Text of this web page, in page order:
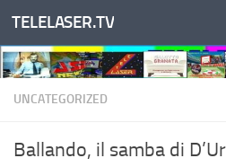
Salta al contenuto
TELELASER.TV
UNCATEGORIZED
Ballando, il samba di